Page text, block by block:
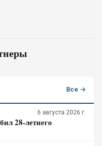
Все →
6 августа 2026 г.
28-летнего